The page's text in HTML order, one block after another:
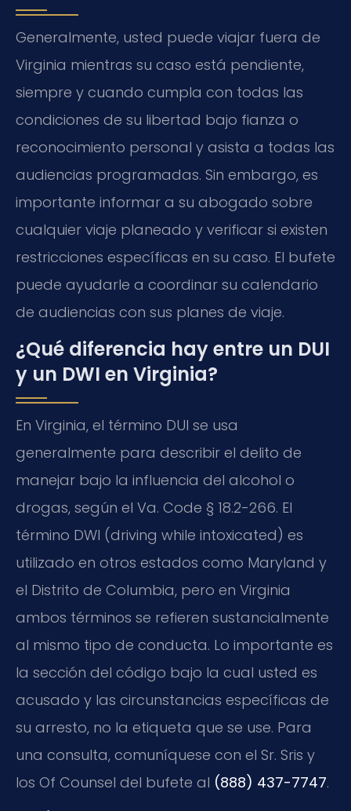
Generalmente, usted puede viajar fuera de
Virginia mientras su caso está pendiente,
siempre y cuando cumpla con todas las
condiciones de su libertad bajo fianza o
reconocimiento personal y asista a todas las
audiencias programadas. Sin embargo, es
importante informar a su abogado sobre
cualquier viaje planeado y verificar si existen
restricciones específicas en su caso. El bufete
puede ayudarle a coordinar su calendario
de audiencias con sus planes de viaje.
¿Qué diferencia hay entre un DUI
y un DWI en Virginia?
En Virginia, el término DUI se usa
generalmente para describir el delito de
manejar bajo la influencia del alcohol o
drogas, según el Va. Code § 18.2-266. El
término DWI (driving while intoxicated) es
utilizado en otros estados como Maryland y
el Distrito de Columbia, pero en Virginia
ambos términos se refieren sustancialmente
al mismo tipo de conducta. Lo importante es
la sección del código bajo la cual usted es
acusado y las circunstancias específicas de
su arresto, no la etiqueta que se use. Para
una consulta, comuníquese con el Sr. Sris y
los Of Counsel del bufete al (888) 437-7747.